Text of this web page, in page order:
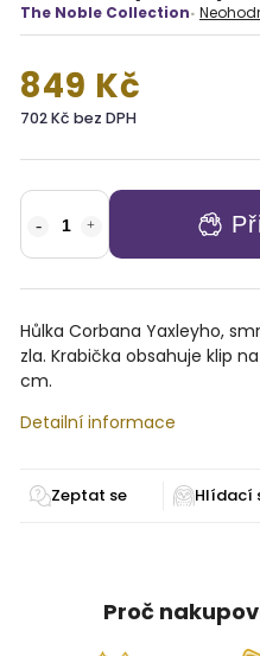
The Noble Collection
849 Kč
702 Kč bez DPH
Hůlka Corbana Yaxleyho,
zla. Krabička obsahuje klip
cm.
Detailní informace
Zeptat se
Proč